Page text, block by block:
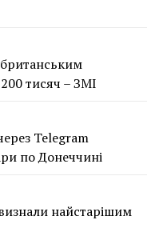
тисяч – ЗМІ
Telegram
по Донеччині
найстарішим